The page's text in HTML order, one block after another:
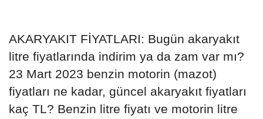
AKARYAKIT FİYATLARI: Bugün akaryakıt
litre fiyatlarında indirim ya da zam var mı?
23 Mart 2023 benzin motorin (mazot)
fiyatları ne kadar, güncel akaryakıt fiyatları
kaç TL? Benzin litre fiyatı ve motorin litre